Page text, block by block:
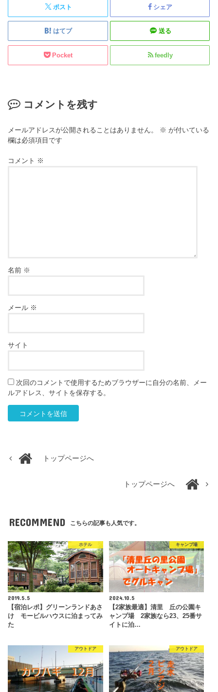
ポスト シェア
はてブ 送る
Pocket feedly
コメントを残す
メールアドレスが公開されることはありません。 ※ が付いている
欄は必須項目です
コメント ※
名前 ※
メール ※
サイト
次回のコメントで使用するためブラウザーに自分の名前、メー
ルアドレス、サイトを保存する。
トップページへ
トップページへ
RECOMMEND こちらの記事も人気です。
ホテル
2019.5.5
【宿泊レポ】グリーンランドあさ
け モービルハウスに泊まってみ
た
キャンプ場
2024.10.5
【2家族最適】清里 丘の公園キ
ャンプ場 2家族なら23、25番サ
イトに泊…
アウトドア アウトドア